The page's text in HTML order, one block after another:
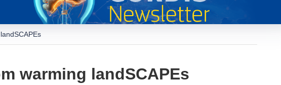
warming landSCAPEs